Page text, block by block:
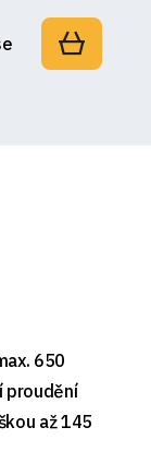
650
proudění
až 145